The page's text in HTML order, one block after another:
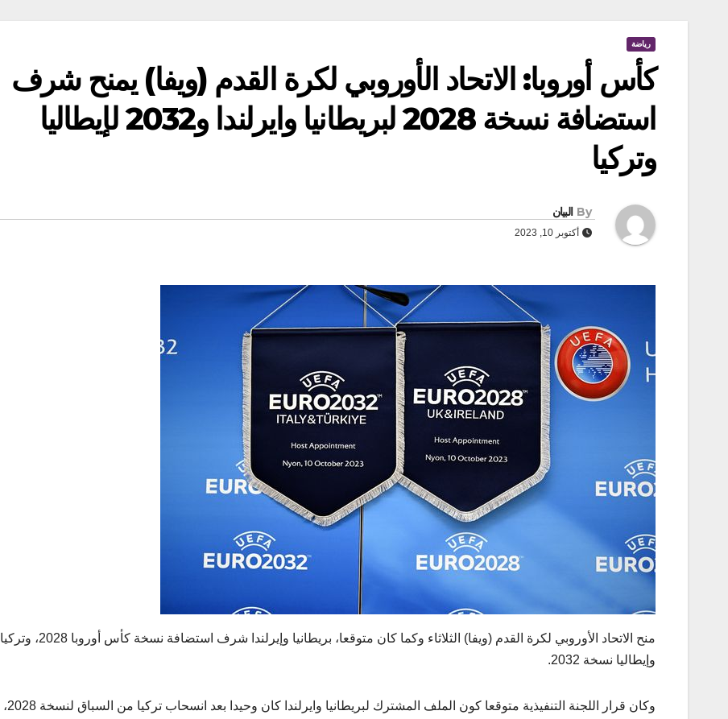
رياضة
كأس أوروبا: الاتحاد الأوروبي لكرة القدم (ويفا) يمنح شرف
استضافة نسخة 2028 لبريطانيا وايرلندا و2032 لإيطاليا
وتركيا
By البيان
أكتوبر 10, 2023
منح الاتحاد الأوروبي لكرة القدم (ويفا) الثلاثاء وكما كان متوقعا، بريطانيا وإيرلندا شرف استضافة نسخة كأس أوروبا 2028، وتركيا
وإيطاليا نسخة 2032.
وكان قرار اللجنة التنفيذية متوقعا كون الملف المشترك لبريطانيا وايرلندا كان وحيدا بعد انسحاب تركيا من السباق لنسخة 2028،